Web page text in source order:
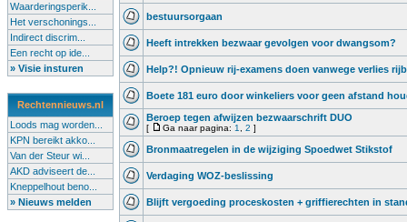
Waarderingsperik...
Het verschonings...
Indirect discrim...
Een recht op ide...
» Visie insturen
Rechtennieuws.nl
Loods mag worden...
KPN bereikt akko...
Van der Steur wi...
AKD adviseert de...
Kneppelhout beno...
» Nieuws melden
bestuursorgaan
Heeft intrekken bezwaar gevolgen voor dwangsom?
Help?! Opnieuw rij-examens doen vanwege verlies
Boete 181 euro door winkeliers voor geen afstand
Beroep tegen afwijzen bezwaarschrift DUO
[ Ga naar pagina: 1 2 ]
Bronmaatregelen in de wijziging Spoedwet Stikstof
Verdaging WOZ-beslissing
Blijft vergoeding proceskosten + griffierechten in